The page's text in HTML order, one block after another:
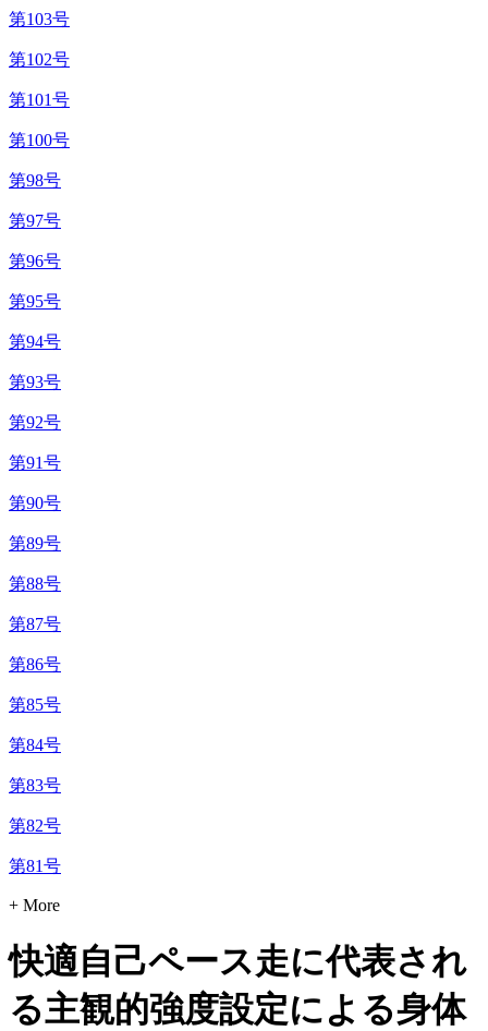
第103号
第102号
第101号
第100号
第98号
第97号
第96号
第95号
第94号
第93号
第92号
第91号
第90号
第89号
第88号
第87号
第86号
第85号
第84号
第83号
第82号
第81号
+ More
快適自己ペース走に代表され
る主観的強度設定による身体